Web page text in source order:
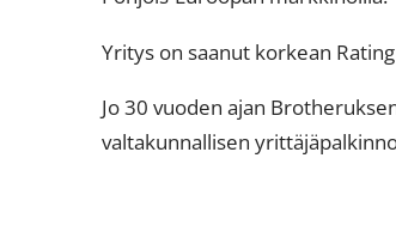
Yritys on saanut korkean
Jo 30 vuoden ajan
valtakunnallisen